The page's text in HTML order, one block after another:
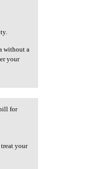
without a
your
for
your